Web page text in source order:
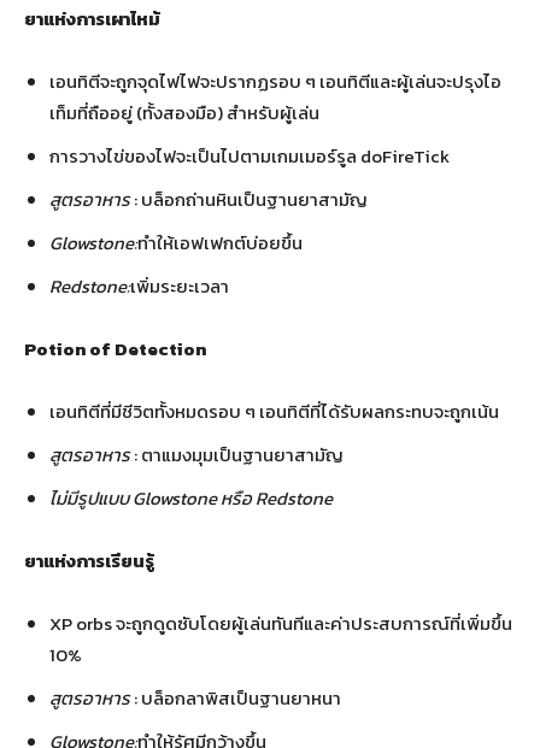
ยาแห่งการเผาไหม้
เอนทิตีจะถูกจุดไฟไฟจะปรากฏรอบ ๆ เอนทิตีและผู้เล่นจะปรุงไอ
เท็มที่ถืออยู่ (ทั้งสองมือ) สำหรับผู้เล่น
การวางไข่ของไฟจะเป็นไปตามเกมเมอร์รูล doFireTick
สูตรอาหาร: บล็อกถ่านหินเป็นฐานยาสามัญ
Glowstone:ทำให้เอฟเฟกต์บ่อยขึ้น
Redstone:เพิ่มระยะเวลา
Potion of Detection
เอนทิตีที่มีชีวิตทั้งหมดรอบ ๆ เอนทิตีที่ได้รับผลกระทบจะถูกเน้น
สูตรอาหาร: ตาแมงมุมเป็นฐานยาสามัญ
ไม่มีรูปแบบ Glowstone หรือ Redstone
ยาแห่งการเรียนรู้
XP orbs จะถูกดูดซับโดยผู้เล่นทันทีและค่าประสบการณ์ที่เพิ่มขึ้น
10%
สูตรอาหาร: บล็อกลาพิสเป็นฐานยาหนา
Glowstone:ทำให้รัศมีกว้างขึ้น